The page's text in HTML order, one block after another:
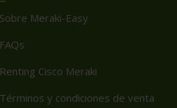
Sobre Meraki-Easy
FAQs
Renting Cisco Meraki
Términos y condiciones de venta